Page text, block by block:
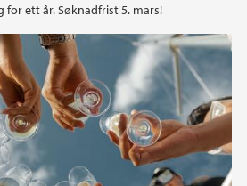
ett år. Søknadfrist 5. mars!
2021
2020
2019